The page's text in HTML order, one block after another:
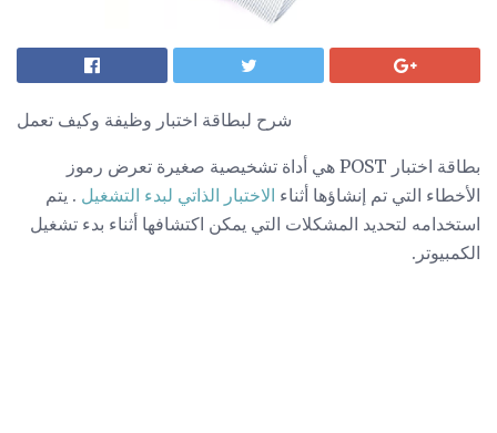
شرح لبطاقة اختبار وظيفة وكيف تعمل
بطاقة اختبار POST هي أداة تشخيصية صغيرة تعرض رموز
الأخطاء التي تم إنشاؤها أثناء الاختبار الذاتي لبدء التشغيل . يتم
استخدامه لتحديد المشكلات التي يمكن اكتشافها أثناء بدء تشغيل
الكمبيوتر.